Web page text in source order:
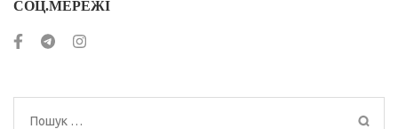
СОЦ.МЕРЕЖІ
Пошук: